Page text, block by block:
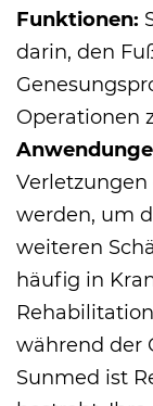
Funktionen:
darin, den
Operationen
werden, um
weiteren
häufig in
während der
Sunmed ist